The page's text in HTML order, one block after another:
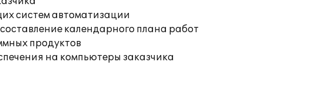
систем автоматизации
календарного плана работ
продуктов
на компьютеры заказчика